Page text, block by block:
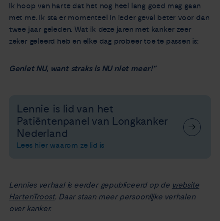
Ik hoop van harte dat het nog heel lang goed mag gaan
met me. Ik sta er momenteel in ieder geval beter voor dan
twee jaar geleden. Wat ik deze jaren met kanker zeer
zeker geleerd heb en elke dag probeer toe te passen is:
Geniet NU, want straks is NU niet meer!"
Lennie is lid van het
Patiëntenpanel van Longkanker
Nederland
Lees hier waarom ze lid is
Lennies verhaal is eerder gepubliceerd op de website
HartenTroost. Daar staan meer persoonlijke verhalen
over kanker.